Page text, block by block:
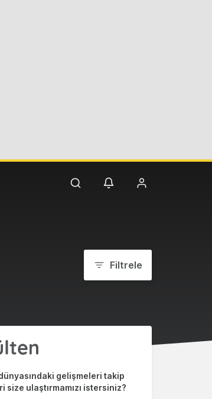
Filtrele
gelişmeleri takip
size ulaştırmamızı istersiniz?